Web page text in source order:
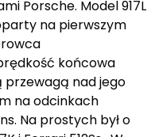
Porsche. Model 917L
na pierwszym
końcowa
nad jego
na odcinkach
Na prostych był o